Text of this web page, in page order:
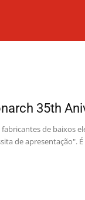
35th
de baixos
de apresentação".